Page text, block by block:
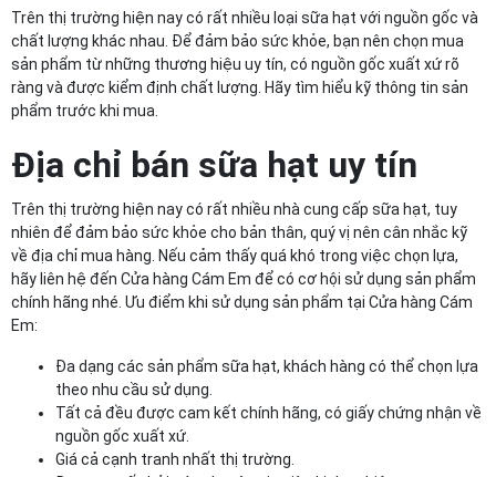
Trên thị trường hiện nay có rất nhiều loại sữa hạt với nguồn gốc và
chất lượng khác nhau. Để đảm bảo sức khỏe, bạn nên chọn mua
sản phẩm từ những thương hiệu uy tín, có nguồn gốc xuất xứ rõ
ràng và được kiểm định chất lượng. Hãy tìm hiểu kỹ thông tin sản
phẩm trước khi mua.
Địa chỉ bán sữa hạt uy tín
Trên thị trường hiện nay có rất nhiều nhà cung cấp sữa hạt, tuy
nhiên để đảm bảo sức khỏe cho bản thân, quý vị nên cân nhắc kỹ
về địa chỉ mua hàng. Nếu cảm thấy quá khó trong việc chọn lựa,
hãy liên hệ đến Cửa hàng Cám Em để có cơ hội sử dụng sản phẩm
chính hãng nhé. Ưu điểm khi sử dụng sản phẩm tại Cửa hàng Cám
Em:
Đa dạng các sản phẩm sữa hạt, khách hàng có thể chọn lựa
theo nhu cầu sử dụng.
Tất cả đều được cam kết chính hãng, có giấy chứng nhận về
nguồn gốc xuất xứ.
Giá cả cạnh tranh nhất thị trường.